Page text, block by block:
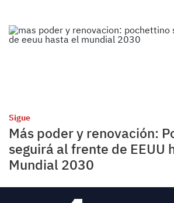
Sigue
Más poder y renovación:
seguirá al frente de EEUU
Mundial 2030